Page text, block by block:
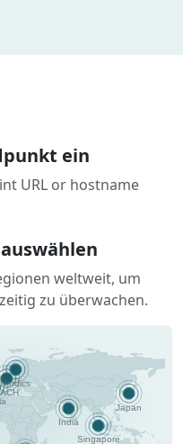
ein
URL or hostname
weltweit, um
zu überwachen.